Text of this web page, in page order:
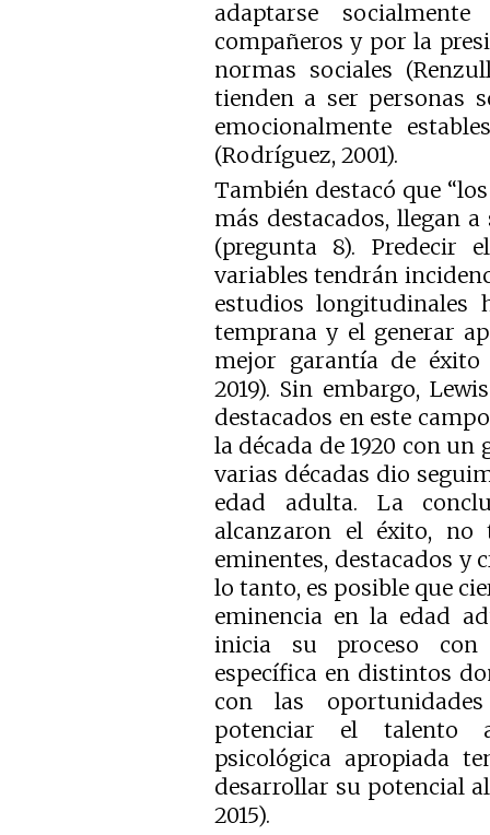
adaptarse
compañeros y por la
normas sociales
tienden a ser personas
emocionalmente
(Rodríguez, 2001).
También destacó que
más destacados, llegan
(pregunta 8). Predecir
variables tendrán
estudios longitudinales
temprana y el generar
mejor garantía de éxito
2019). Sin embargo,
destacados en este
la década de 1920 con
varias décadas dio
edad adulta. La
alcanzaron el éxito, no
eminentes, destacados y
lo tanto, es posible que
eminencia en la edad
inicia su proceso con
específica en distintos
con las
potenciar el talento
psicológica apropiada
desarrollar su potencial
2015).